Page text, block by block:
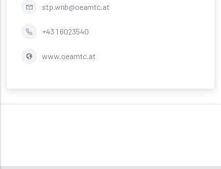
stp.wnb@oeamtc.at
+43 1 6023540
www.oeamtc.at